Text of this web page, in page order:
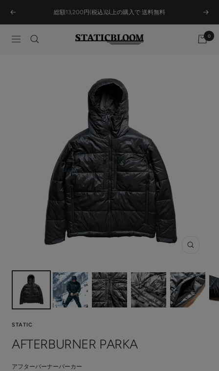
content
Previous 総額13,200円(税込)以上の購入で 送料無料 Next
Navigation
STATICBLOOM
0
Zoom
STATIC
AFTERBURNER PARKA
アフターバーナーパーカー